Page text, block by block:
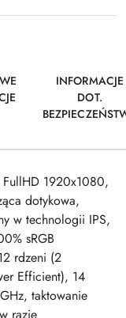
INFORMACJE
DOT.
1920x1080,
dotykowa,
w technologii IPS,
sRGB
rdzeni (2
Efficient), 14
taktowanie
razie